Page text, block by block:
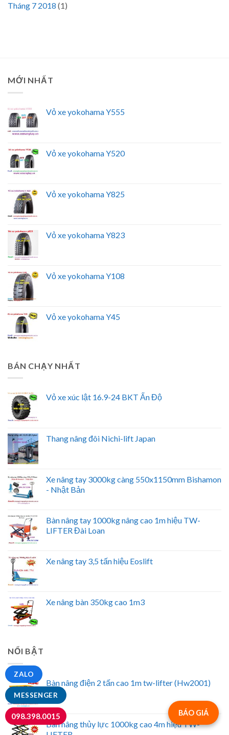
MESSENGER
ZALO
098.398.0015
Tháng 7 2018 (1)
MỚI NHẤT
Vỏ xe yokohama Y555
Vỏ xe yokohama Y520
Vỏ xe yokohama Y825
Vỏ xe yokohama Y823
Vỏ xe yokohama Y108
Vỏ xe yokohama Y45
BÁN CHẠY NHẤT
Vỏ xe xúc lật 16.9-24 BKT Ấn Độ
Thang nâng đôi Nichi-lift Japan
Xe nâng tay 3000kg càng 550x1150mm Bishamon
- Nhật Bản
Bàn nâng tay 1000kg nâng cao 1m hiệu TW-
LIFTER Đài Loan
Xe nâng tay 3,5 tấn hiệu Eoslift
Xe nâng bàn 350kg cao 1m3
NỔI BẬT
Bàn nâng điện 2 tấn cao 1m tw-lifter (Hw2001)
Bàn nâng thủy lực 1000kg cao 4m hiệu TW-
BÁO GIÁ